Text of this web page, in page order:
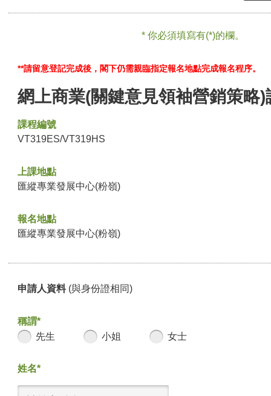
* 你必須填寫有(*)的欄。
**請留意登記完成後，閣下仍需親臨指定報名地點完成報名程序。
網上商業(關鍵意見領袖營銷策略)
課程編號
VT319ES/VT319HS
上課地點
匯縱專業發展中心(粉嶺)
報名地點
匯縱專業發展中心(粉嶺)
申請人資料 (與身份證相同)
稱謂*
先生
小姐 女士
姓名*